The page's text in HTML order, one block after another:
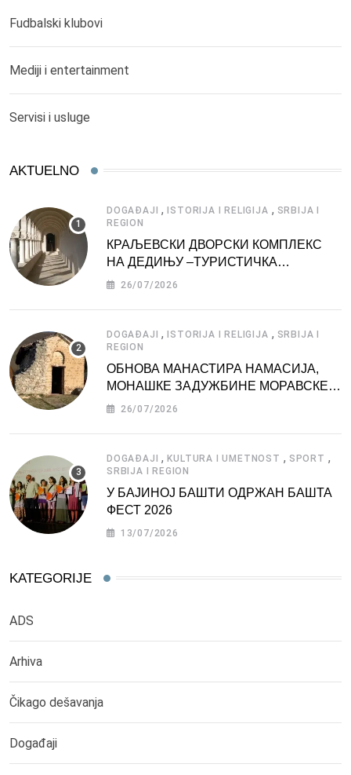
Fudbalski klubovi
Mediji i entertainment
Servisi i usluge
AKTUELNO
DOGAĐAJI ,ISTORIJA I RELIGIJA , SRBIJA I
REGION
КРАЉЕВСКИ ДВОРСКИ КОМПЛЕКС
НА ДЕДИЊУ –ТУРИСТИЧКА
АТРАКЦИЈА
26/07/2026
DOGAĐAJI ,ISTORIJA I RELIGIJA , SRBIJA I
REGION
ОБНОВА МАНАСТИРА НАМАСИЈА,
МОНАШКЕ ЗАДУЖБИНЕ МОРАВСКЕ
СРБИЈЕ
26/07/2026
DOGAĐAJI ,KULTURA I UMETNOST , SPORT ,
SRBIJA I REGION
У БАЈИНОЈ БАШТИ ОДРЖАН БАШТА
ФЕСТ 2026
13/07/2026
KATEGORIJE
ADS
Arhiva
Čikago dešavanja
Događaji